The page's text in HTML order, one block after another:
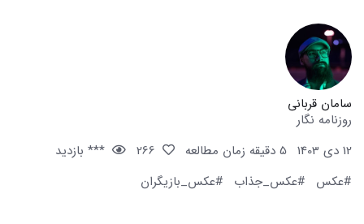
سامان قربانی
روزنامه نگار
12 دی 1403
5 دقیقه زمان مطالعه
*** بازدید
#عکس
#عکس_جذاب #عکس_بازیگران